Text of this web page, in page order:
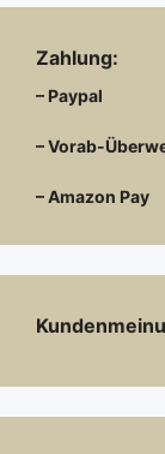
Zahlung:
– Paypal
– Vorab-
– Amazon Pay